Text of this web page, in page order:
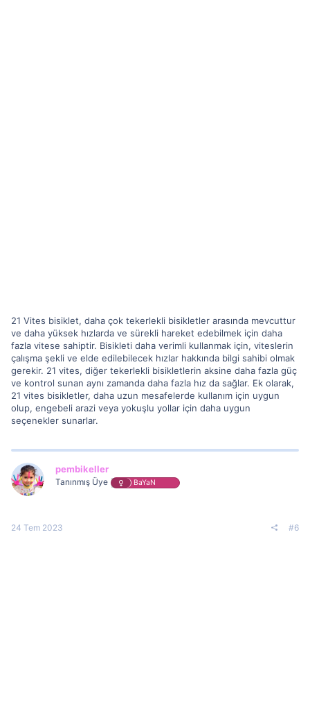
21 Vites bisiklet, daha çok tekerlekli bisikletler arasında mevcuttur
ve daha yüksek hızlarda ve sürekli hareket edebilmek için daha
fazla vitese sahiptir. Bisikleti daha verimli kullanmak için, viteslerin
çalışma şekli ve elde edilebilecek hızlar hakkında bilgi sahibi olmak
gerekir. 21 vites, diğer tekerlekli bisikletlerin aksine daha fazla güç
ve kontrol sunan aynı zamanda daha fazla hız da sağlar. Ek olarak,
21 vites bisikletler, daha uzun mesafelerde kullanım için uygun
olup, engebeli arazi veya yokuşlu yollar için daha uygun
seçenekler sunarlar.
pembikeller
Tanınmış Üye BaYaN
24 Tem 2023 #6